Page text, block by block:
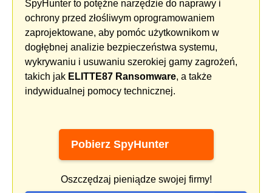
SpyHunter to potężne narzędzie do naprawy i
ochrony przed złośliwym oprogramowaniem
zaprojektowane, aby pomóc użytkownikom w
dogłębnej analizie bezpieczeństwa systemu,
wykrywaniu i usuwaniu szerokiej gamy zagrożeń,
takich jak ELITTE87 Ransomware, a także
indywidualnej pomocy technicznej.
Pobierz SpyHunter
Oszczędzaj pieniądze swojej firmy!